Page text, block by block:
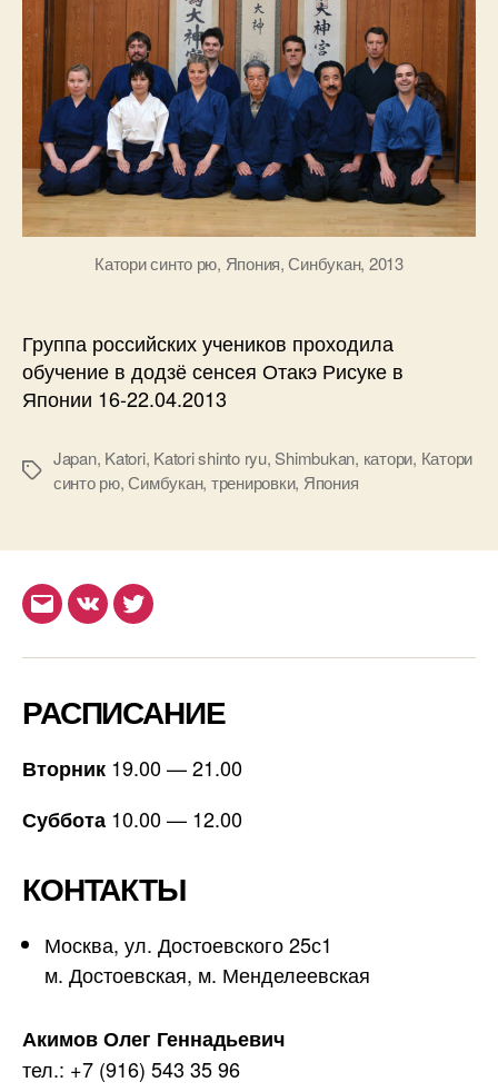
Катори синто рю, Япония, Синбукан, 2013
Группа российских учеников проходила
обучение в додзё сенсея Отакэ Рисуке в
Японии 16-22.04.2013
Метки
Japan, Katori, Katori shinto ryu,Shimbukan, катори, Катори
синто рю,Симбукан, тренировки, Япония
EmailВКонтакте
Twitter
РАСПИСАНИЕ
Вторник 19.00 — 21.00
Суббота 10.00 — 12.00
КОНТАКТЫ
Москва, ул. Достоевского 25с1
м. Достоевская, м. Менделеевская
Акимов Олег Геннадьевич
тел.: +7 (916) 543 35 96